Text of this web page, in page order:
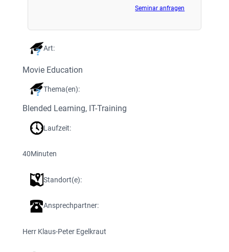
Seminar anfragen
Art:
Movie Education
Thema(en):
Blended Learning, IT-Training
Laufzeit:
40Minuten
Standort(e):
Ansprechpartner:
Herr Klaus-Peter Egelkraut